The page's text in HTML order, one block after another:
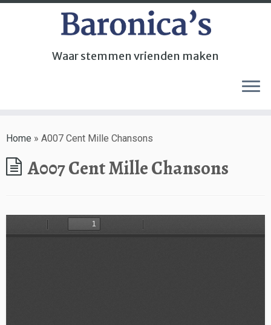
Waar stemmen vrienden maken
Home » A007 Cent Mille Chansons
A007 Cent Mille Chansons